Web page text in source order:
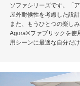
ソファシリーズです。「
屋外耐候性を考慮した設
また、もうひとつの楽し
Agora®ファブリックを使
用シーンに最適な自分だ